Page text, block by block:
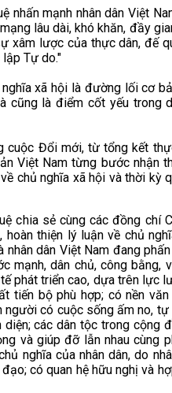
nhấn mạnh nhân dân Việt
lâu dài, khó khăn, đầy
xâm lược của thực dân, đế
Tự do."
xã hội là đường lối cơ
cũng là điểm cốt yếu trong
cuộc Đổi mới, từ tổng kết
Việt Nam từng bước nhận
chủ nghĩa xã hội và thời kỳ
chia sẻ cùng các đồng chí
thiện lý luận về chủ
nhân dân Việt Nam đang
mạnh, dân chủ, công bằng,
phát triển cao, dựa trên lực
tiến bộ phù hợp; có nền
có cuộc sống ấm no, tự
các dân tộc trong cộng
và giúp đỡ lẫn nhau cùng
nghĩa của nhân dân, do
có quan hệ hữu nghị và